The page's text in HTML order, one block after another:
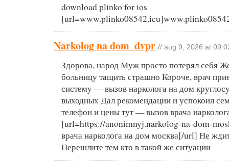
download plinko for ios
Narkolog na dom_dvpr // aug 9, 2026 at
Здорова, народ Муж просто потерял себя
больницу тащить страшно Короче, врач
систему — вызов нарколога на дом
выходных Дал рекомендации и успокоил
телефон и цены тут — вызов врача
[url=https://anonimnyj.narkolog-na-dom-
врача нарколога на дом москва[/url] Не
Перешлите тем кто в такой же ситуации